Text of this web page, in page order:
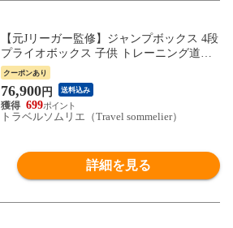
【元Jリーガー監修】ジャンプボックス 4段
プライオボックス 子供 トレーニング道具
自宅トレーニング 身体能力開発トレーニン
グ ジャンプトレーニング プライオメトリ
クス サッカー 野球 陸上 送料無料 ※北海
道、沖縄県、離島を除く 【ロジ発送】 ト
ラベルソムリエ w-tre5
クーポンあり
76,900円 送料込み
699
トラベルソムリエ（Travel sommelier）
詳細を見る